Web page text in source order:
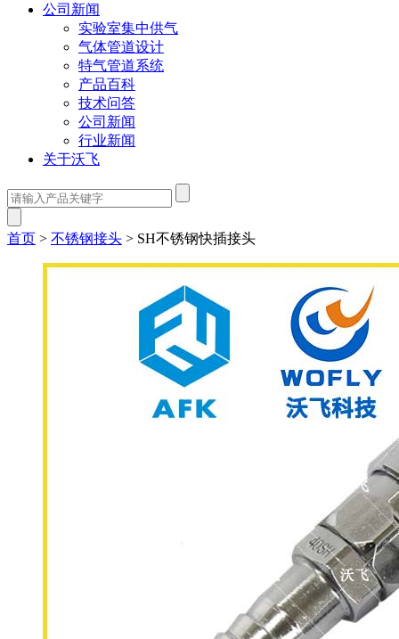
公司新闻
实验室集中供气
气体管道设计
特气管道系统
产品百科
技术问答
公司新闻
行业新闻
关于沃飞
首页 > 不锈钢接头 > SH不锈钢快插接头